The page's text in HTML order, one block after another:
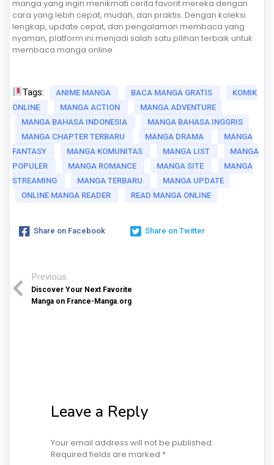
manga yang ingin menikmati cerita favorit mereka dengan
cara yang lebih cepat, mudah, dan praktis. Dengan koleksi
lengkap, update cepat, dan pengalaman membaca yang
nyaman, platform ini menjadi salah satu pilihan terbaik untuk
membaca manga online.
Tags: ANIME MANGA BACA MANGA GRATIS
KOMIK
ONLINE
MANGA ACTION
MANGA ADVENTURE
MANGA BAHASA INDONESIA
MANGA BAHASA INGGRIS
MANGA CHAPTER TERBARU
MANGA DRAMA
MANGA
FANTASY
MANGA KOMUNITAS MANGA LIST
MANGA
POPULER
MANGA ROMANCE MANGA SITE
MANGA
STREAMING
MANGA TERBARU
MANGA UPDATE
ONLINE MANGA READER
READ MANGA ONLINE
Share on Facebook Share on Twitter
Previous
Discover Your Next Favorite
Manga on France-Manga.org
Leave a Reply
Your email address will not be published.
Required fields are marked *